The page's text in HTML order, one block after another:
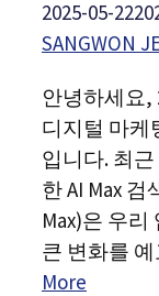
2025-05-22
SANGWON
안녕하세요,
디지털 마케
입니다. 최
한 AI Max
Max)은 우리
큰 변화를
More